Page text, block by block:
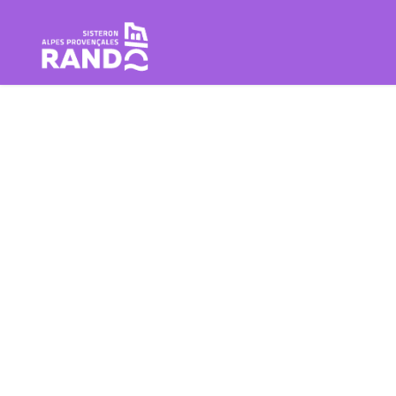
Escursione Sisteron Buëch